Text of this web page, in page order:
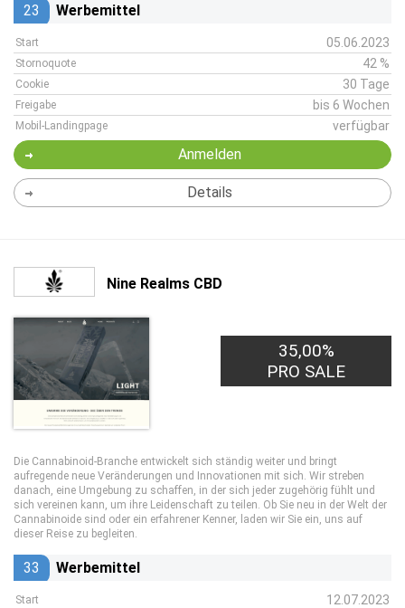
23 Werbemittel
Start 05.06.2023
Stornoquote 42 %
Cookie 30 Tage
Freigabe bis 6 Wochen
Mobil-Landingpage verfügbar
Anmelden
Details
Nine Realms CBD
35,00%
PRO SALE
Die Cannabinoid-Branche entwickelt sich ständig weiter und bringt
aufregende neue Veränderungen und Innovationen mit sich. Wir streben
danach, eine Umgebung zu schaffen, in der sich jeder zugehörig fühlt und
sich vereinen kann, um ihre Leidenschaft zu teilen. Ob Sie neu in der Welt der
Cannabinoide sind oder ein erfahrener Kenner, laden wir Sie ein, uns auf
dieser Reise zu begleiten.
33 Werbemittel
Start 12.07.2023